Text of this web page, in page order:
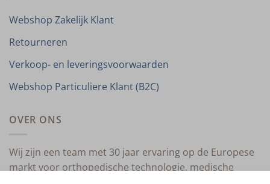
Webshop Zakelijk Klant
Retourneren
Verkoop- en leveringsvoorwaarden
Webshop Particuliere Klant (B2C)
OVER ONS
Wij zijn een team met 30 jaar ervaring op de Europese
markt voor orthopedische technologie, medische